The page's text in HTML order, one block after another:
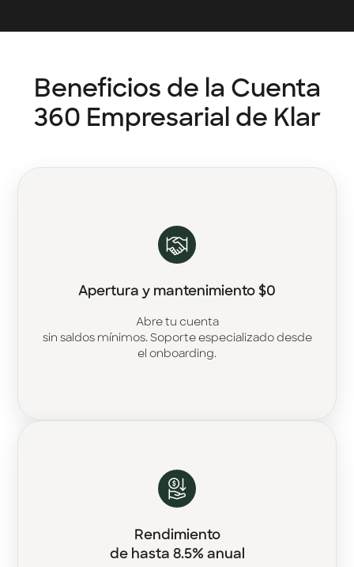
Beneficios de la Cuenta
360 Empresarial de Klar
Apertura y mantenimiento $0
Abre tu cuenta
sin saldos mínimos. Soporte especializado desde
el onboarding.
Rendimiento
de hasta 8.5% anual